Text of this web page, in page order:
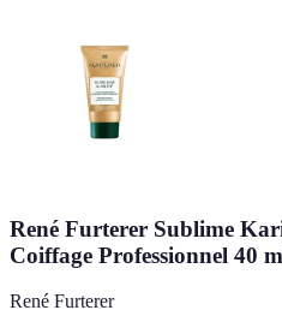
René Furterer Sublime
Coiffage Professionnel 40
René Furterer